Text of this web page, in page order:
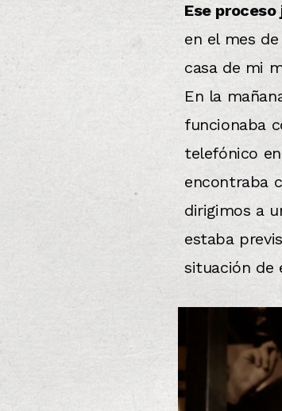
Ese
en el mes
casa de mi
En la
funcionaba
telefónico
encontraba
dirigimos a
estaba
situación de